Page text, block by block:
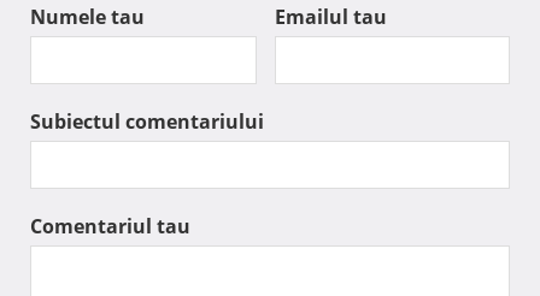
Numele tau Emailul tau
Subiectul comentariului
Comentariul tau